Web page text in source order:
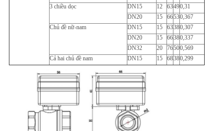
3 chiều dọc
DN15 12 63490,31
DN20
15 66530,367
Chủ đề nữ-nam
DN15 15 63380,307
DN20
15 66380,337
DN32
20 76500,569
Cả hai chủ đề nam
DN15 15 68380,299